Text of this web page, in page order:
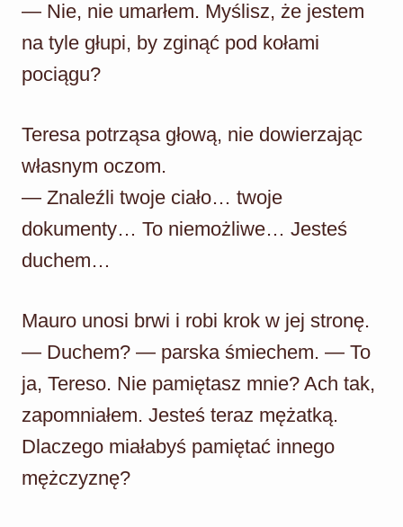
— Nie, nie umarłem. Myślisz, że jestem
na tyle głupi, by zginąć pod kołami
pociągu?
Teresa potrząsa głową, nie dowierzając
własnym oczom.
— Znaleźli twoje ciało… twoje
dokumenty… To niemożliwe… Jesteś
duchem…
Mauro unosi brwi i robi krok w jej stronę.
— Duchem? — parska śmiechem. — To
ja, Tereso. Nie pamiętasz mnie? Ach tak,
zapomniałem. Jesteś teraz mężatką.
Dlaczego miałabyś pamiętać innego
mężczyznę?